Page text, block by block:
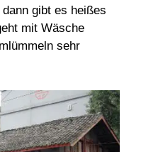
gibt es heißes
mit Wäsche
sehr